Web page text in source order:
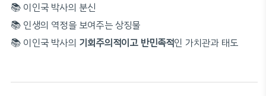
📚 이인국 박사의 분신
📚 인생의 역정을 보여주는 상징물
📚 이인국 박사의 기회주의적이고 반민족적인 가치관과 태도